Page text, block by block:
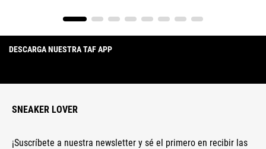
DESCARGA NUESTRA TAF APP
SNEAKER LOVER
¡Suscríbete a nuestra newsletter y sé el primero en recibir las